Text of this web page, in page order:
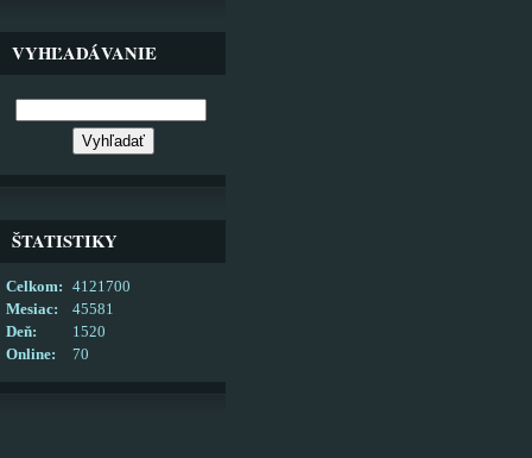
VYHĽADÁVANIE
ŠTATISTIKY
Online: 70
Celkom:
4121700
Mesiac:
45581
Deň:
1520